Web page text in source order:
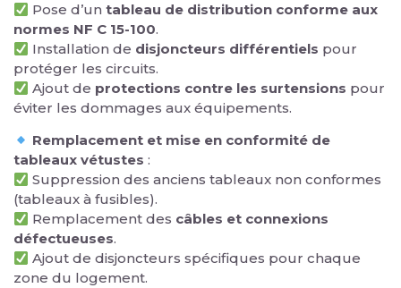
Pose d’untableau de distribution conforme aux
normes NF C 15-100.
Installation de disjoncteurs différentiels pour
protéger les circuits.
Ajout de protections contre les surtensions pour
éviter les dommages aux équipements.
Remplacement et mise en conformité de
tableaux vétustes :
Suppression des anciens tableaux non conformes
(tableaux à fusibles).
Remplacement des câbles et connexions
défectueuses.
Ajout de disjoncteurs spécifiques pour chaque
zone du logement.